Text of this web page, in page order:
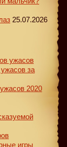
25.07.2026
ужасов
за
2020
игры